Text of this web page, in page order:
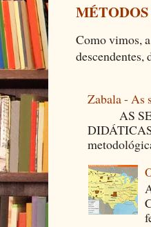
Como vimos,
descendentes,
Zabala - As
AS